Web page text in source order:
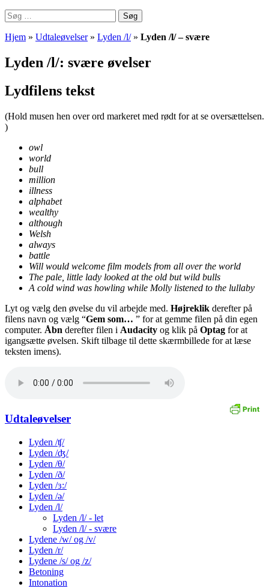
Søg
efter:
Hjem » Udtaleøvelser» Lyden /l/» Lyden /l/ – svære
Lyden /l/: svære øvelser
Lydfilens tekst
(Hold musen hen over ord markeret med rødt for at se oversættelsen.
)
owl
world
bull
million
illness
alphabet
wealthy
although
Welsh
always
battle
Will would welcome film models from all over the world
The pale , little lady looked at the old but wild bulls
A cold wind was howling while Molly listened to the lullaby
Lyt og vælg den øvelse du vil arbejde med. Højreklik derefter på
filens navn og vælg “Gem som… ” for at gemme filen på din egen
computer. Åbn derefter filen i Audacity og klik på Optag for at
igangsætte øvelsen. Skift tilbage til dette skærmbillede for at læse
teksten imens).
Udtaleøvelser
Lyden /ʧ/
Lyden /ʤ/
Lyden /θ/
Lyden /ð/
Lyden /ɜ:/
Lyden /ə/
Lyden /l/
Lyden /l/ - let
Lyden /l/ - svære
Lydene /w/ og /v/
Lyden /r/
Lydene /s/ og /z/
Betoning
Intonation